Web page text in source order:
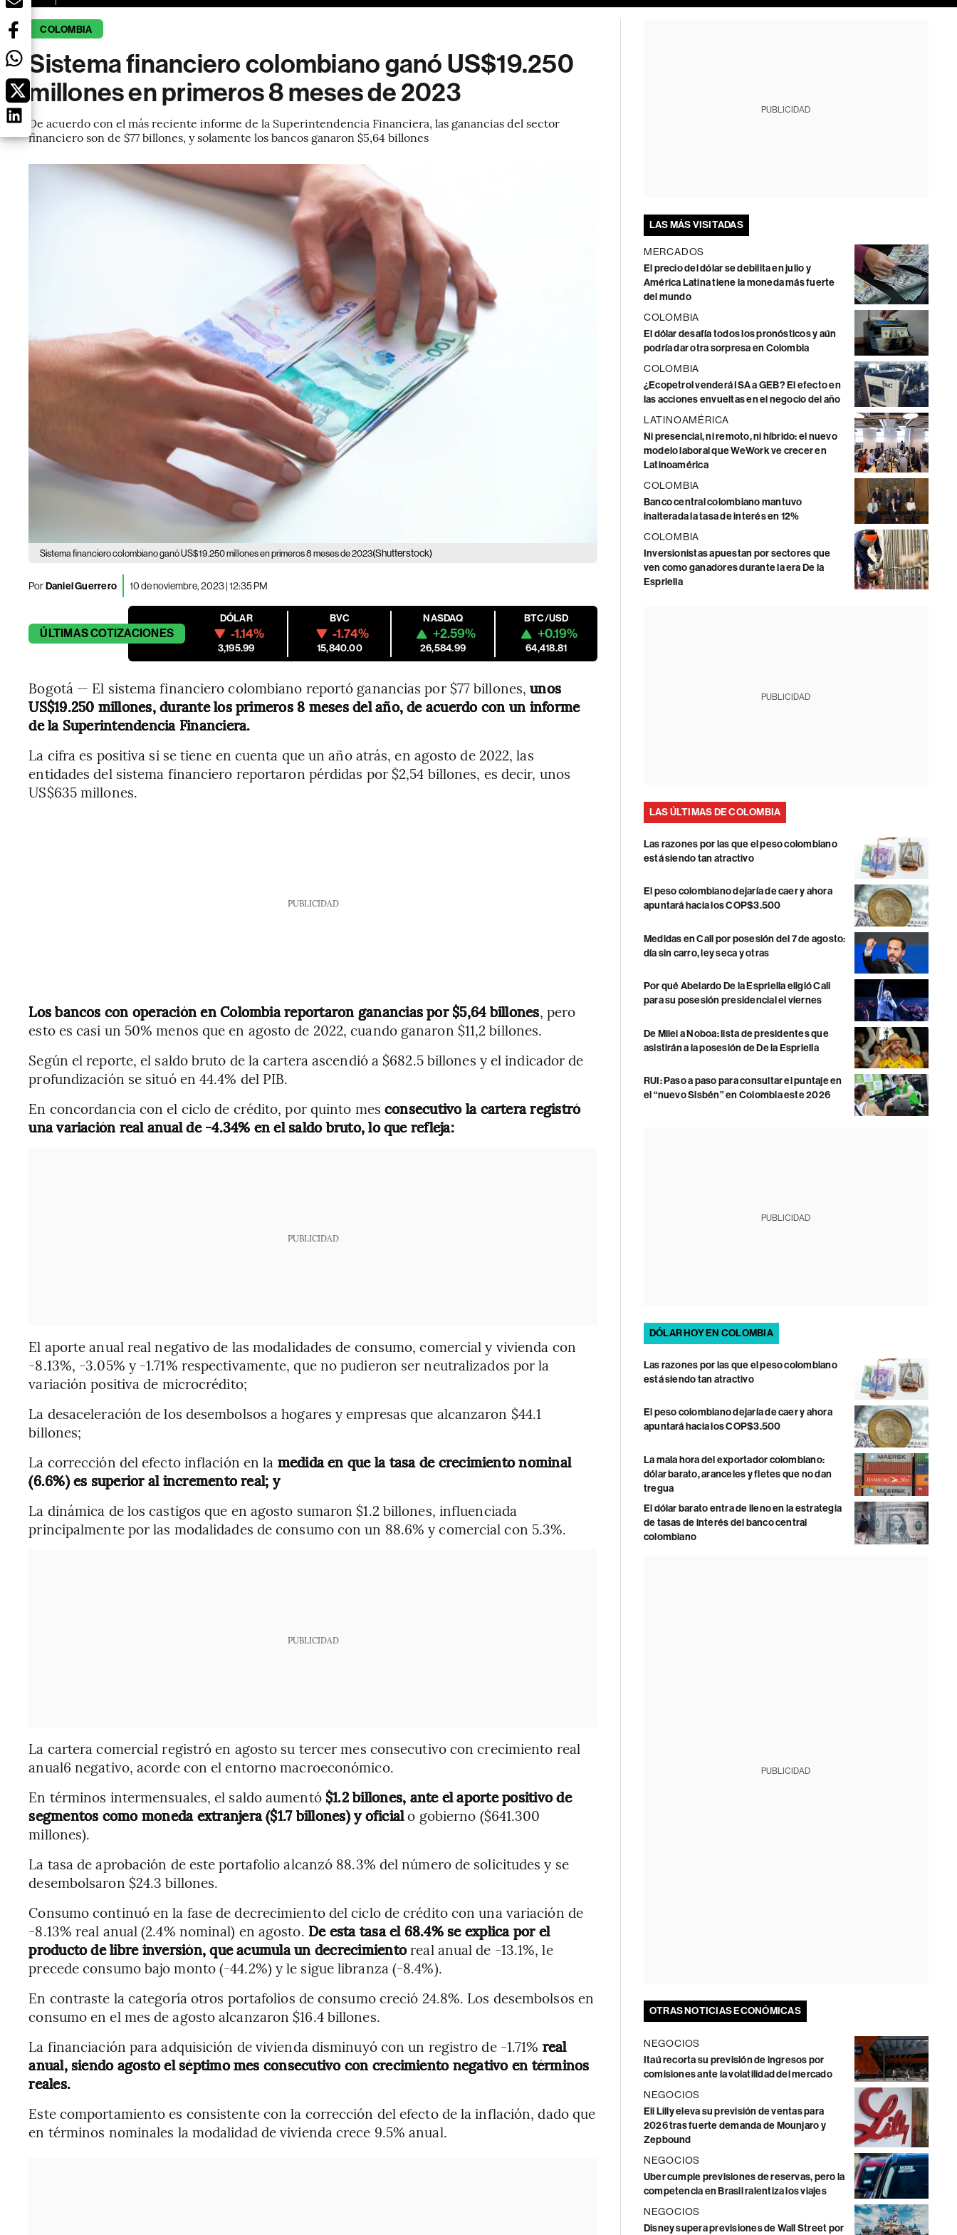
COLOMBIA
Sistema financiero colombiano ganó US$19.250
millones en primeros 8 meses de 2023
De acuerdo con el más reciente informe de la Superintendencia Financiera, las ganancias del sector
financiero son de $77 billones, y solamente los bancos ganaron $5,64 billones
Sistema financiero colombiano ganó US$19.250 millones en primeros 8 meses de 2023(Shutterstock)
PorDaniel Guerrero 10 de noviembre, 2023 | 12:35 PM
ÚLTIMASCOTIZACIONES
DÓLAR
-1.14%
3,195.99
BVC
-1.74%
15,840.00
NASDAQ
+2.59%
26,584.99
BTC/USD
+0.19%
64,418.81
Bogotá — El sistema financiero colombiano reportó ganancias por $77 billones,unos
US$19.250 millones, durante los primeros 8 meses del año, de acuerdo con un informe
de la Superintendencia Financiera.
La cifra es positiva si se tiene en cuenta que un año atrás, en agosto de 2022, las
entidades del sistema financiero reportaron pérdidas por $2,54 billones, es decir, unos
US$635 millones.
PUBLICIDAD
Los bancos con operación en Colombia reportaron ganancias por $5,64 billones, pero
esto es casi un 50% menos que en agosto de 2022, cuando ganaron $11,2 billones.
Según el reporte, el saldo bruto de la cartera ascendió a $682.5 billones y el indicador de
profundización se situó en 44.4% del PIB.
En concordancia con el ciclo de crédito, por quinto mes consecutivo la cartera registró
una variación real anual de -4.34% en el saldo bruto, lo que refleja:
PUBLICIDAD
El aporte anual real negativo de las modalidades de consumo, comercial y vivienda con
-8.13%, -3.05% y -1.71% respectivamente, que no pudieron ser neutralizados por la
variación positiva de microcrédito;
La desaceleración de los desembolsos a hogares y empresas que alcanzaron $44.1
billones;
La corrección del efecto inflación en la medida en que la tasa de crecimiento nominal
(6.6%) es superior al incremento real; y
La dinámica de los castigos que en agosto sumaron $1.2 billones, influenciada
principalmente por las modalidades de consumo con un 88.6% y comercial con 5.3%.
PUBLICIDAD
La cartera comercial registró en agosto su tercer mes consecutivo con crecimiento real
anual6 negativo, acorde con el entorno macroeconómico.
En términos intermensuales, el saldo aumentó$1.2 billones, ante el aporte positivo de
segmentos como moneda extranjera ($1.7 billones) y oficialo gobierno ($641.300
millones).
La tasa de aprobación de este portafolio alcanzó 88.3% del número de solicitudes y se
desembolsaron $24.3 billones.
Consumo continuó en la fase de decrecimiento del ciclo de crédito con una variación de
-8.13% real anual (2.4% nominal) en agosto. De esta tasa el 68.4% se explica por el
producto de libre inversión, que acumula un decrecimientoreal anual de -13.1%, le
precede consumo bajo monto (-44.2%) y le sigue libranza (-8.4%).
En contraste la categoría otros portafolios de consumo creció 24.8%. Los desembolsos en
consumo en el mes de agosto alcanzaron $16.4 billones.
La financiación para adquisición de vivienda disminuyó con un registro de -1.71% real
anual, siendo agosto el séptimo mes consecutivo con crecimiento negativo en términos
reales.
Este comportamiento es consistente con la corrección del efecto de la inflación, dado que
en términos nominales la modalidad de vivienda crece 9.5% anual.
PUBLICIDAD
LAS MÁS VISITADAS
MERCADOS
El precio del dólar se debilita en julio y
América Latina tiene la moneda más fuerte
del mundo
COLOMBIA
El dólar desafía todos los pronósticos y aún
podría dar otra sorpresa en Colombia
COLOMBIA
¿Ecopetrol venderá ISA a GEB? El efecto en
las acciones envueltas en el negocio del año
LATINOAMÉRICA
Ni presencial, ni remoto, ni híbrido: el nuevo
modelo laboral que WeWork ve crecer en
Latinoamérica
COLOMBIA
Banco central colombiano mantuvo
inalterada la tasa de interés en 12%
COLOMBIA
Inversionistas apuestan por sectores que
ven como ganadores durante la era De la
Espriella
PUBLICIDAD
LAS ÚLTIMAS DE COLOMBIA
Las razones por las que el peso colombiano
está siendo tan atractivo
El peso colombiano dejaría de caer y ahora
apuntará hacia los COP$3.500
Medidas en Cali por posesión del 7 de agosto:
día sin carro, ley seca y otras
Por qué Abelardo De la Espriella eligió Cali
para su posesión presidencial el viernes
De Milei a Noboa: lista de presidentes que
asistirán a la posesión de De la Espriella
RUI: Paso a paso para consultar el puntaje en
el “nuevo Sisbén” en Colombia este 2026
PUBLICIDAD
DÓLAR HOY EN COLOMBIA
Las razones por las que el peso colombiano
está siendo tan atractivo
El peso colombiano dejaría de caer y ahora
apuntará hacia los COP$3.500
La mala hora del exportador colombiano:
dólar barato, aranceles y fletes que no dan
tregua
El dólar barato entra de lleno en la estrategia
de tasas de interés del banco central
colombiano
PUBLICIDAD
OTRAS NOTICIAS ECONÓMICAS
NEGOCIOS
Itaú recorta su previsión de ingresos por
comisiones ante la volatilidad del mercado
NEGOCIOS
Eli Lilly eleva su previsión de ventas para
2026 tras fuerte demanda de Mounjaro y
Zepbound
NEGOCIOS
Uber cumple previsiones de reservas, pero la
competencia en Brasil ralentiza los viajes
NEGOCIOS
Disney supera previsiones de Wall Street por